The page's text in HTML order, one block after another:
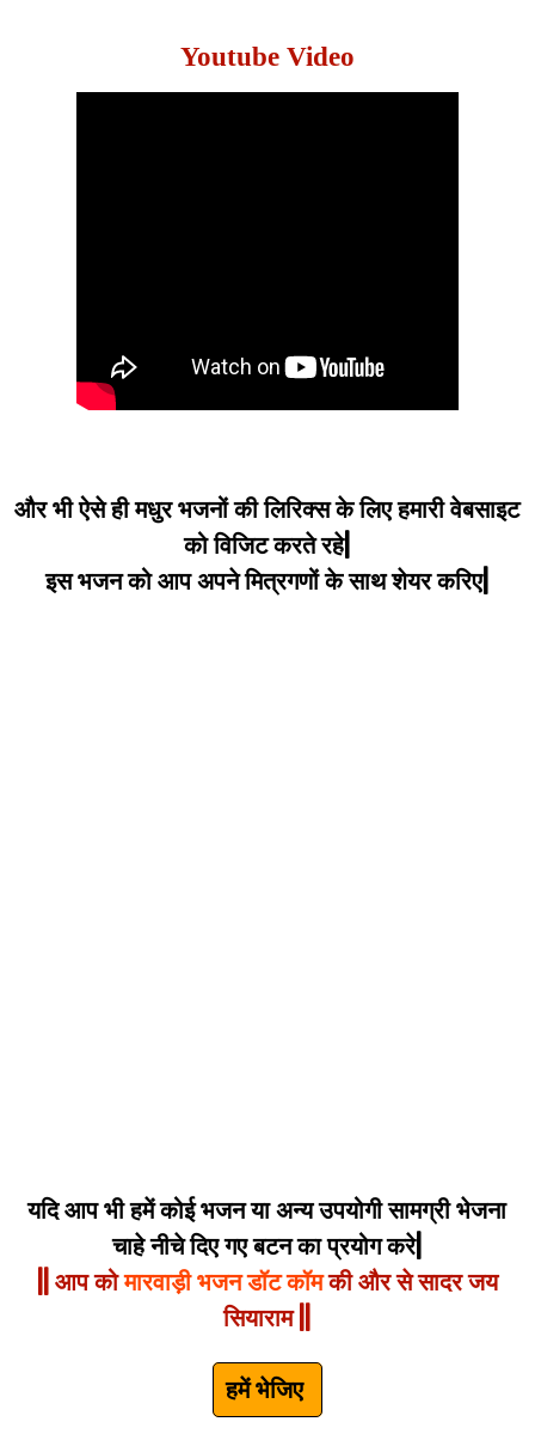
Youtube Video
और भी ऐसे ही मधुर भजनों की लिरिक्स के लिए हमारी वेबसाइट
को विजिट करते रहे|
इस भजन को आप अपने मित्रगणों के साथ शेयर करिए|
यदि आप भी हमें कोई भजन या अन्य उपयोगी सामग्री भेजना
चाहे नीचे दिए गए बटन का प्रयोग करे|
|| आप कोमारवाड़ी भजन डॉट कॉमकी और से सादर जय
सियाराम ||
हमें भेजिए